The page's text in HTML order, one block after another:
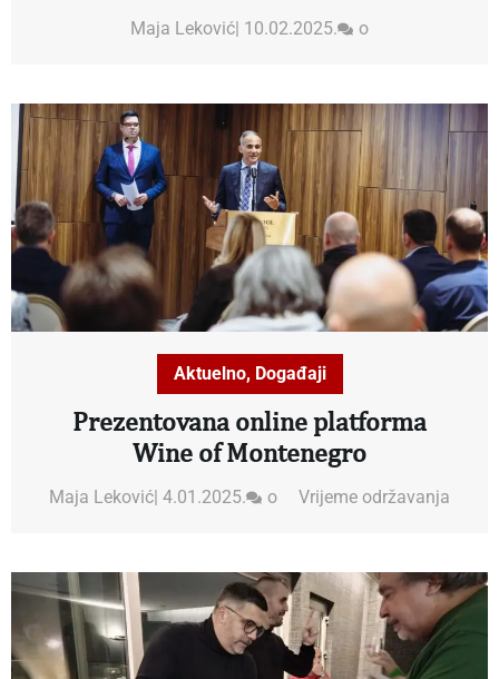
Maja Leković| 10.02.2025. o
Aktuelno, Događaji
Prezentovana online platforma
Wine of Montenegro
Maja Leković| 4.01.2025. o Vrijeme održavanja